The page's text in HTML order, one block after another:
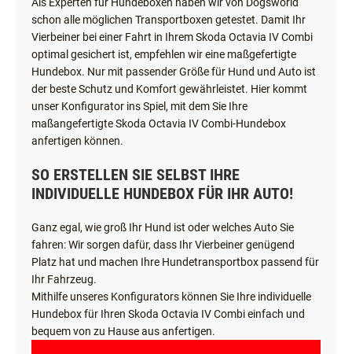
Als Experten für Hundeboxen haben wir von Dogsworld
schon alle möglichen Transportboxen getestet. Damit Ihr
Vierbeiner bei einer Fahrt in Ihrem Skoda Octavia IV Combi
optimal gesichert ist, empfehlen wir eine maßgefertigte
Hundebox. Nur mit passender Größe für Hund und Auto ist
der beste Schutz und Komfort gewährleistet. Hier kommt
unser Konfigurator ins Spiel, mit dem Sie Ihre
maßangefertigte Skoda Octavia IV Combi-Hundebox
anfertigen können.
SO ERSTELLEN SIE SELBST IHRE
INDIVIDUELLE HUNDEBOX FÜR IHR AUTO!
Ganz egal, wie groß Ihr Hund ist oder welches Auto Sie
fahren: Wir sorgen dafür, dass Ihr Vierbeiner genügend
Platz hat und machen Ihre Hundetransportbox passend für
Ihr Fahrzeug.
Mithilfe unseres Konfigurators können Sie Ihre individuelle
Hundebox für Ihren Skoda Octavia IV Combi einfach und
bequem von zu Hause aus anfertigen.